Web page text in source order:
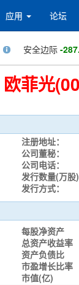
应用 论坛
安全边际 -
欧菲光
注册地址：
公司董秘：
公司电话：
发行数量(万股)
发行方式：
每股净资产
总资产收益率
资产负债比
市盈增长比率
市值(亿)